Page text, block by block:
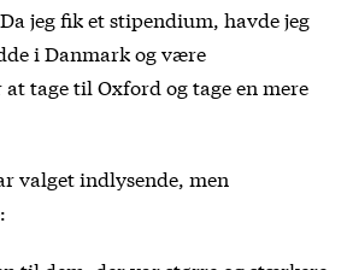
jeg fik et stipendium, havde jeg
i Danmark og være
tage til Oxford og tage en mere
valget indlysende, men